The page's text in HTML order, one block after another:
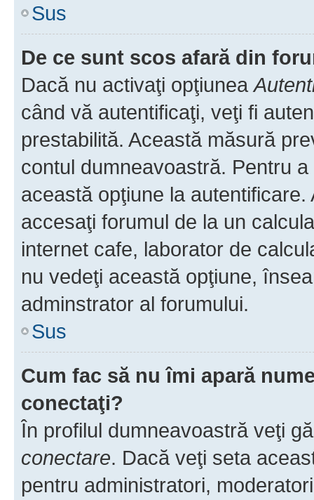
Sus
De ce sunt scos afară din
Dacă nu activaţi opţiunea
când vă autentificaţi, veţi fi
prestabilită. Această măsură
contul dumneavoastră. Pentru
această opţiune la
accesaţi forumul de la un
internet cafe, laborator de
nu vedeţi această opţiune,
adminstrator al forumului.
Sus
Cum fac să nu îmi apară
conectaţi?
În profilul dumneavoastră veţi
conectare. Dacă veţi seta
pentru administratori,